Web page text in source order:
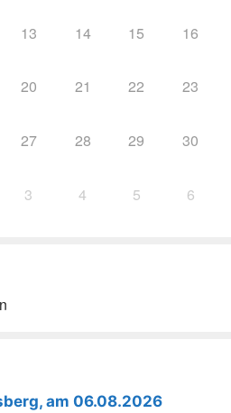
13 14 15 16
20 21 22 23
27 28 29 30
3 4 5 6
am 06.08.2026